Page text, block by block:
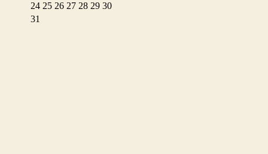
24 25 26 27 28 29 30
31